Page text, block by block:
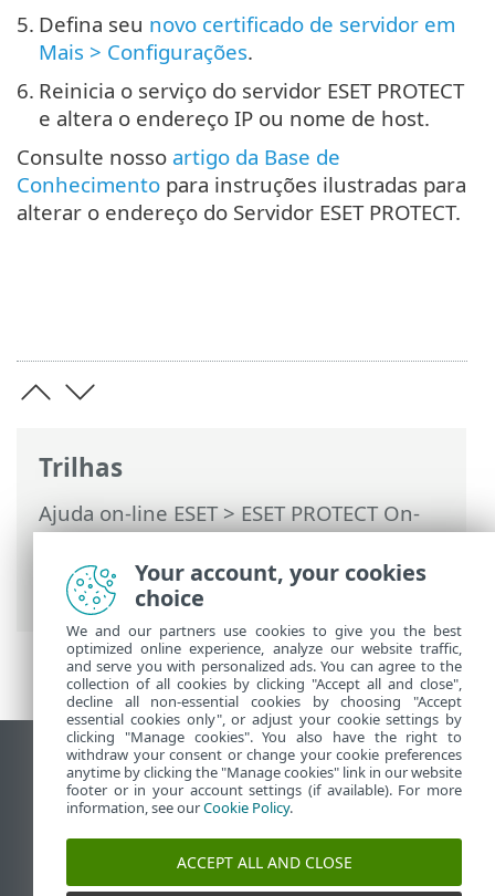
Trilhas
Ajuda on-line ESET>ESET PROTECT On-
Prem>Migrar e reinstalar> Alteração do
endereço IP ou nome de host do Servidor
ESET PROTECT depois da migração
5. Defina seu novo certificado de servidor em
Mais > Configurações.
6. Reinicia o serviço do servidor ESET PROTECT
e altera o endereço IP ou nome de host.
Consulte nosso artigo da Base de
Conhecimento para instruções ilustradas para
alterar o endereço do Servidor ESET PROTECT.
Ver site para desktop
End of Life
Base de conhecimento ESET
Fórum ESET
ESET Status Portal
Your account, your cookies
choice
We and our partners use cookies to give you the best
optimized online experience, analyze our website traffic,
and serve you with personalized ads. You can agree to the
collection of all cookies by clicking "Accept all and close",
decline all non-essential cookies by choosing "Accept
essential cookies only", or adjust your cookie settings by
clicking "Manage cookies". You also have the right to
withdraw your consent or change your cookie preferences
anytime by clicking the "Manage cookies" link in our website
footer or in your account settings (if available). For more
information, see ourCookie Policy.
ACCEPT ALL AND CLOSE